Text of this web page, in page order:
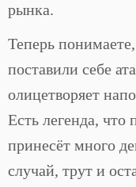
рынка.
Теперь
поставили себе
олицетворяет
Есть легенда, что
принесёт много
случай, трут и